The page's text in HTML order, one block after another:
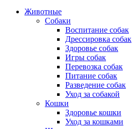
Животные
Собаки
Воспитание собак
Дрессировка собак
Здоровье собак
Игры собак
Перевозка собак
Питание собак
Разведение собак
Уход за собакой
Кошки
Здоровье кошки
Уход за кошками